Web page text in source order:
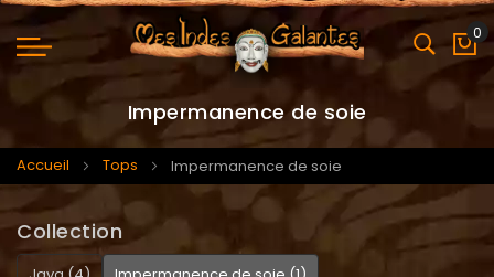
0
Impermanence de soie
Accueil Tops Impermanence de soie
Collection